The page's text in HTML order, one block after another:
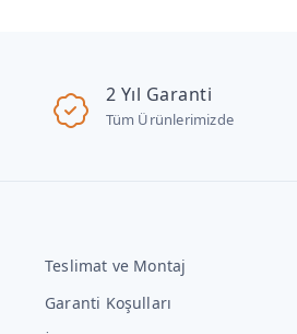
2 Yıl Garanti
Tüm Ürünlerimizde
Teslimat ve Montaj
Garanti Koşulları